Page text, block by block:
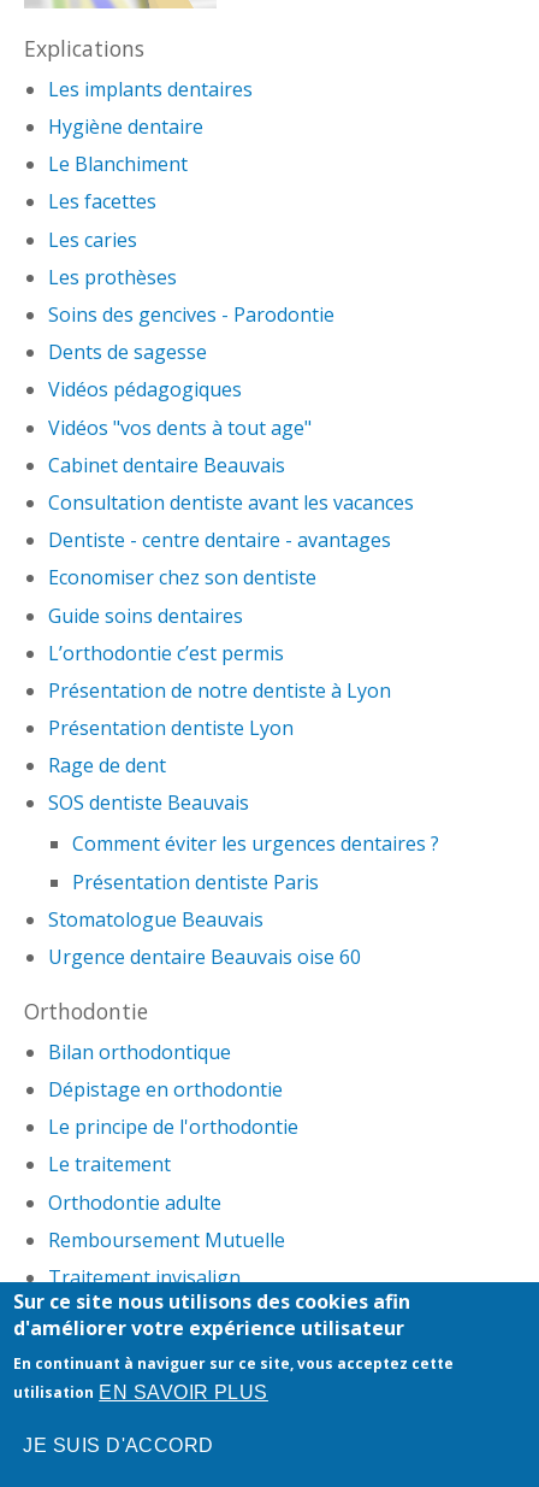
Explications
Les implants dentaires
Hygiène dentaire
Le Blanchiment
Les facettes
Les caries
Les prothèses
Soins des gencives - Parodontie
Dents de sagesse
Vidéos pédagogiques
Vidéos "vos dents à tout age"
Cabinet dentaire Beauvais
Consultation dentiste avant les vacances
Dentiste - centre dentaire - avantages
Economiser chez son dentiste
Guide soins dentaires
L’orthodontie c’est permis
Présentation de notre dentiste à Lyon
Présentation dentiste Lyon
Rage de dent
SOS dentiste Beauvais
Comment éviter les urgences dentaires ?
Présentation dentiste Paris
Stomatologue Beauvais
Urgence dentaire Beauvais oise 60
Orthodontie
Bilan orthodontique
Dépistage en orthodontie
Le principe de l'orthodontie
Le traitement
Orthodontie adulte
Remboursement Mutuelle
Traitement invisalign
Honoraires-Mentions légales-Infos Conseil de
l'Ordre- site web du cabinet dentaire créé par
Sur ce site nous utilisons des cookies afin
d'améliorer votre expérience utilisateur
En continuant à naviguer sur ce site, vous acceptez cette
utilisation EN SAVOIR PLUS
JE SUIS D'ACCORD